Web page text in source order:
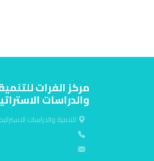
مركز الفرات
والدراسات
للتنمية والدراسات